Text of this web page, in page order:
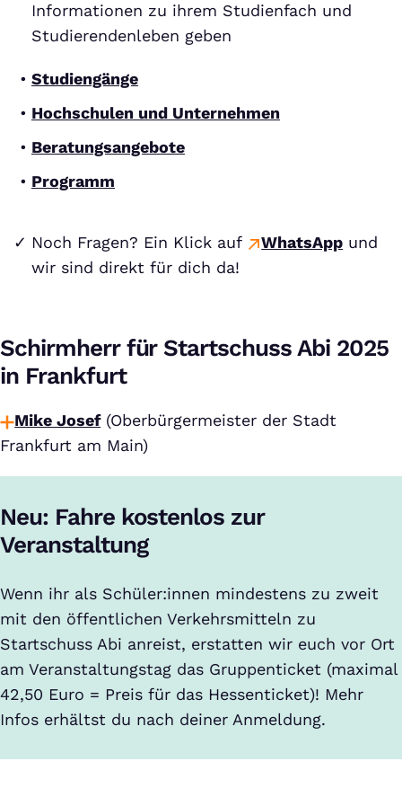
Informationen zu ihrem Studienfach und
Studierendenleben geben
Studiengänge
Hochschulen und Unternehmen
Beratungsangebote
Programm
Noch Fragen? Ein Klick auf WhatsApp und
wir sind direkt für dich da!
Schirmherr für Startschuss Abi 2025
in Frankfurt
Mike Josef(Oberbürgermeister der Stadt
Frankfurt am Main)
Neu: Fahre kostenlos zur
Veranstaltung
Wenn ihr als Schüler:innen mindestens zu zweit
mit den öffentlichen Verkehrsmitteln zu
Startschuss Abi anreist, erstatten wir euch vor Ort
am Veranstaltungstag das Gruppenticket (maximal
42,50 Euro = Preis für das Hessenticket)! Mehr
Infos erhältst du nach deiner Anmeldung.